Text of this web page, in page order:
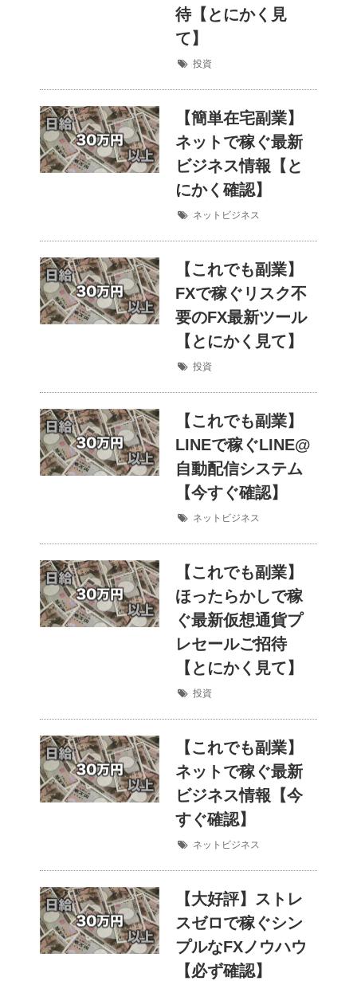
待【とにかく見
て】
投資
【簡単在宅副業】
ネットで稼ぐ最新
ビジネス情報【と
にかく確認】
ネットビジネス
【これでも副業】
FXで稼ぐリスク不
要のFX最新ツール
【とにかく見て】
投資
【これでも副業】
LINEで稼ぐLINE@
自動配信システム
【今すぐ確認】
ネットビジネス
【これでも副業】
ほったらかしで稼
ぐ最新仮想通貨プ
レセールご招待
【とにかく見て】
投資
【これでも副業】
ネットで稼ぐ最新
ビジネス情報【今
すぐ確認】
ネットビジネス
【大好評】ストレ
スゼロで稼ぐシン
プルなFXノウハウ
【必ず確認】